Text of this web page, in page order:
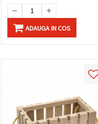
ADAUGA IN COS